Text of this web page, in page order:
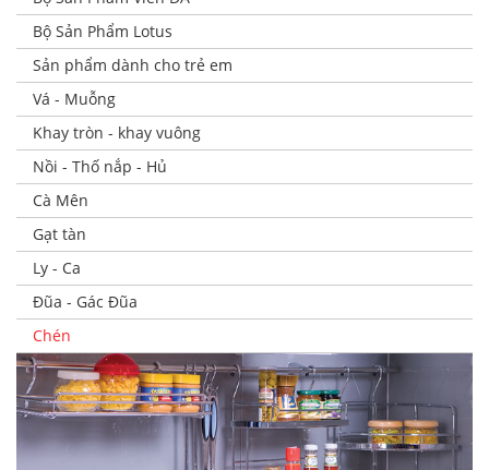
Bộ Sản Phẩm Lotus
Sản phẩm dành cho trẻ em
Vá - Muỗng
Khay tròn - khay vuông
Nồi - Thố nắp - Hủ
Cà Mên
Gạt tàn
Ly - Ca
Đũa - Gác Đũa
Chén